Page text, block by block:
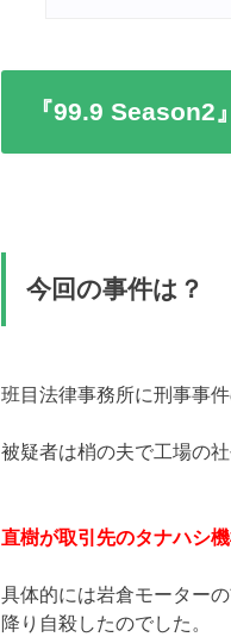
『99.9
今回の事件は？
班目法律事務所に刑事事
被疑者は梢の夫で工場の
直樹が取引先のタナハシ
具体的には岩倉モーター
降り自殺したのでした。